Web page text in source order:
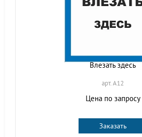
Влезать здесь
арт. A12
Цена по запросу
Заказать